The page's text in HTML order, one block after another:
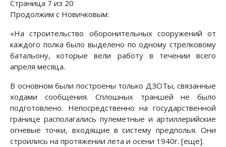
Страница 7 из 20
Продолжим с Новичковым:
«На строительство оборонительных сооружений от
каждого полка было выделено по одному стрелковому
батальону, которые вели работу в течении всего
апреля месяца.
В основном были построены только ДЗОТы, связанные
ходами сообщения. Сплошных траншей не было
подготовлено. Непосредственно на государственной
границе располагались пулеметные и артиллерийские
огневые точки, входящие в систему предполья. Они
строились на протяжении лета и осени 1940г. [еще].